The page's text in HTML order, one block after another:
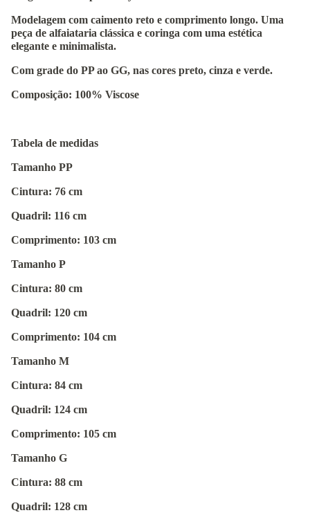
Modelagem com caimento reto e comprimento longo. Uma
peça de alfaiataria clássica e coringa com uma estética
elegante e minimalista.
Com grade do PP ao GG, nas cores preto, cinza e verde.
Composição: 100% Viscose
Tabela de medidas
Tamanho PP
Cintura: 76 cm
Quadril: 116 cm
Comprimento: 103 cm
Tamanho P
Cintura: 80 cm
Quadril: 120 cm
Comprimento: 104 cm
Tamanho M
Cintura: 84 cm
Quadril: 124 cm
Comprimento: 105 cm
Tamanho G
Cintura: 88 cm
Quadril: 128 cm